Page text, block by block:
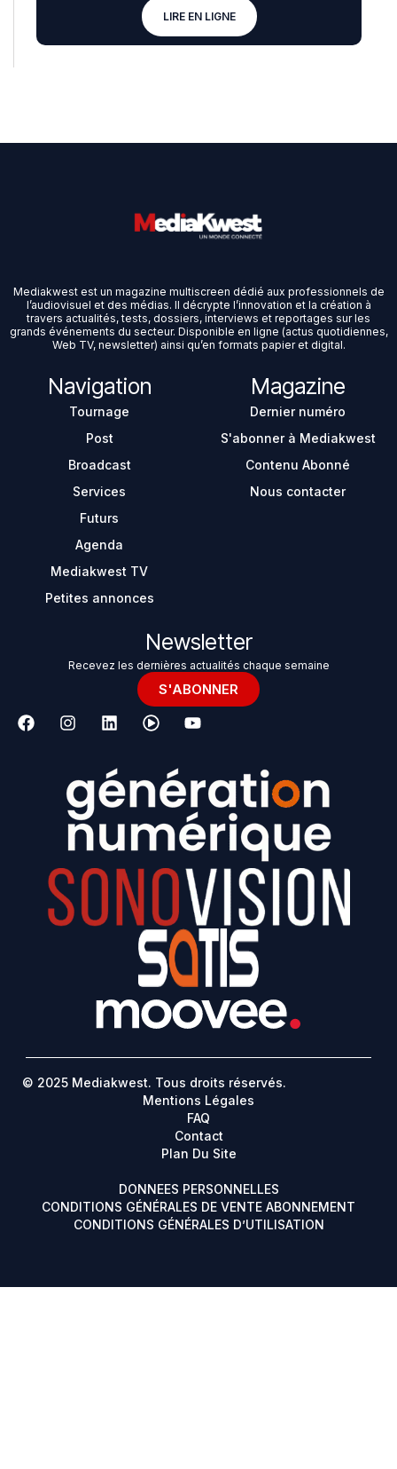
LIRE EN LIGNE
Mediakwest est un magazine multiscreen dédié aux professionnels de
l’audiovisuel et des médias. Il décrypte l’innovation et la création à
travers actualités, tests, dossiers, interviews et reportages sur les
grands événements du secteur. Disponible en ligne (actus quotidiennes,
Web TV, newsletter) ainsi qu’en formats papier et digital.
Navigation
Tournage
Post
Broadcast
Services
Futurs
Agenda
Mediakwest TV
Petites annonces
Magazine
Dernier numéro
S'abonner à Mediakwest
Contenu Abonné
Nous contacter
Newsletter
Recevez les dernières actualités chaque semaine
S'ABONNER
© 2025 Mediakwest. Tous droits réservés.
Mentions Légales
FAQ
Contact
Plan Du Site
DONNEES PERSONNELLES
CONDITIONS GÉNÉRALES DE VENTE ABONNEMENT
CONDITIONS GÉNÉRALES D’UTILISATION